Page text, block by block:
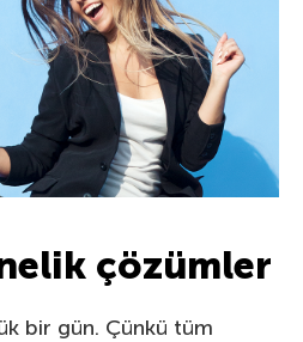
çözümler
bir gün. Çünkü tüm